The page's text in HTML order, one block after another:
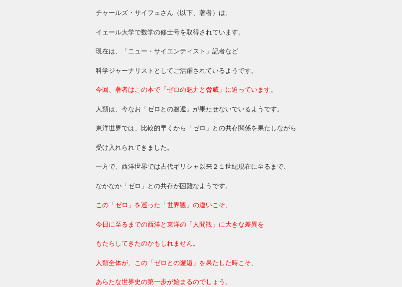
チャールズ・サイフェさん（以下、著者）は、
イェール大学で数学の修士号を取得されています。
現在は、「ニュー・サイエンティスト」記者など
科学ジャーナリストとしてご活躍されているようです。
今回、著者はこの本で「ゼロの魅力と脅威」に迫っています。
人類は、今なお「ゼロとの邂逅」が果たせないでいるようです。
東洋世界では、比較的早くから「ゼロ」との共存関係を果たしながら
受け入れられてきました。
一方で、西洋世界では古代ギリシャ以来２１世紀現在に至るまで、
なかなか「ゼロ」との共存が困難なようです。
この「ゼロ」を巡った「世界観」の違いこそ、
今日に至るまでの西洋と東洋の「人間観」に大きな差異を
もたらしてきたのかもしれません。
人類全体が、この「ゼロとの邂逅」を果たした時こそ、
あらたな世界史の第一歩が始まるのでしょう。